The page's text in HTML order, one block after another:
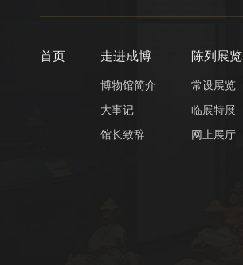
首页 走进成博
博物馆简介
大事记
馆长致辞
陈列展览
常设展览
临展特展
网上展厅